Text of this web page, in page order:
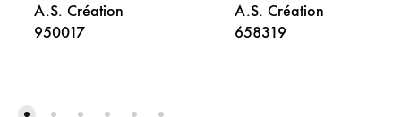
A.S. Création
950017
A.S. Création
658319